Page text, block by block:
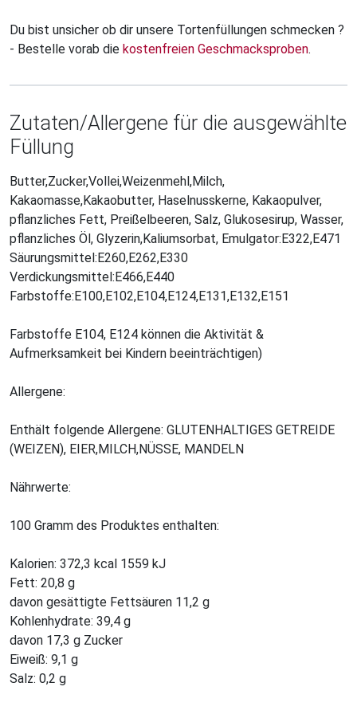
Du bist unsicher ob dir unsere Tortenfüllungen schmecken ?
- Bestelle vorab die kostenfreien Geschmacksproben.
Zutaten/Allergene für die ausgewählte
Füllung
Butter,Zucker,Vollei,Weizenmehl,Milch,
Kakaomasse,Kakaobutter, Haselnusskerne, Kakaopulver,
pflanzliches Fett, Preißelbeeren, Salz, Glukosesirup, Wasser,
pflanzliches Öl, Glyzerin,Kaliumsorbat, Emulgator:E322,E471
Säurungsmittel:E260,E262,E330
Verdickungsmittel:E466,E440
Farbstoffe:E100,E102,E104,E124,E131,E132,E151
Farbstoffe E104, E124 können die Aktivität &
Aufmerksamkeit bei Kindern beeinträchtigen)
Allergene:
Enthält folgende Allergene: GLUTENHALTIGES GETREIDE
(WEIZEN), EIER,MILCH,NÜSSE, MANDELN
Nährwerte:
100 Gramm des Produktes enthalten:
Kalorien: 372,3 kcal 1559 kJ
Fett: 20,8 g
davon gesättigte Fettsäuren 11,2 g
Kohlenhydrate: 39,4 g
davon 17,3 g Zucker
Eiweiß: 9,1 g
Salz: 0,2 g